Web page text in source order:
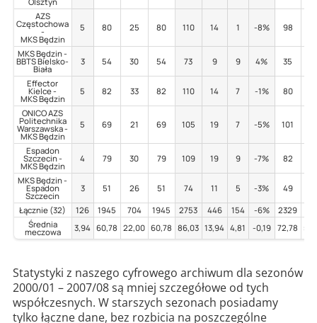
AZS
Częstochowa
-
MKS Będzin
5 80 25 80 110 14 1 -8% 98
MKS Będzin -
BBTS Bielsko-
Biała
3 54 30 54 73 9 9 4% 35
Effector
Kielce -
MKS Będzin
5 82 33 82 110 14 7 -1% 80
ONICO AZS
Politechnika
Warszawska -
MKS Będzin
5 69 21 69 105 19 7 -5% 101
Espadon
Szczecin -
MKS Będzin
4 79 30 79 109 19 9 -7% 82
MKS Będzin -
Espadon
Szczecin
3 51 26 51 74 11 5 -3% 49
Łącznie (32) 126 1945 704 1945 2753 446 154 -6% 2329
Średnia
meczowa 3,94 60,78 22,00 60,78 86,03 13,94 4,81 -0,19 72,78
Statystyki z naszego cyfrowego archiwum dla sezonów
2000/01 – 2007/08 są mniej szczegółowe od tych
współczesnych. W starszych sezonach posiadamy
tylko łączne dane, bez rozbicia na poszczególne